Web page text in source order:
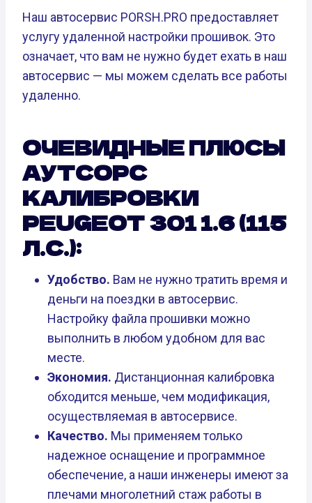
Наш автосервис PORSH.PRO предоставляет
услугу удаленной настройки прошивок. Это
означает, что вам не нужно будет ехать в наш
автосервис — мы можем сделать все работы
удаленно.
ОЧЕВИДНЫЕ ПЛЮСЫ
АУТСОРС
КАЛИБРОВКИ
PEUGEOT 301 1.6 (115
Л.С.):
Удобство. Вам не нужно тратить время и
деньги на поездки в автосервис.
Настройку файла прошивки можно
выполнить в любом удобном для вас
месте.
Экономия. Дистанционная калибровка
обходится меньше, чем модификация,
осуществляемая в автосервисе.
Качество. Мы применяем только
надежное оснащение и программное
обеспечение, а наши инженеры имеют за
плечами многолетний стаж работы в